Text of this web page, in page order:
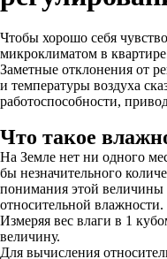
Чтобы хорошо себя
микроклиматом в
Заметные отклонения от
и температуры воздуха
работоспособности,
Что такое
На Земле нет ни одного
бы незначительного
понимания этой
относительной влажности.
Измеряя вес влаги в 1
величину.
Для вычисления